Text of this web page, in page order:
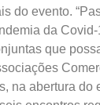
do evento.
da
que
na abertura do